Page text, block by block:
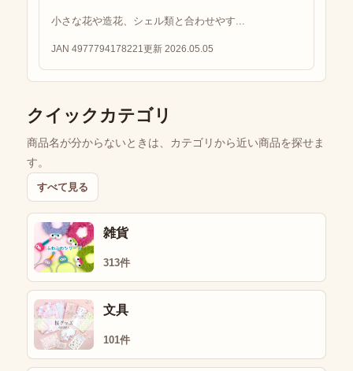
小さな花や造花、シェル類と合わせやす...
JAN 4977794178221 更新 2026.05.05
クイックカテゴリ
商品名が分からないときは、カテゴリから近い商品を探せま
す。
すべて見る
雑貨
313件
文具
101件